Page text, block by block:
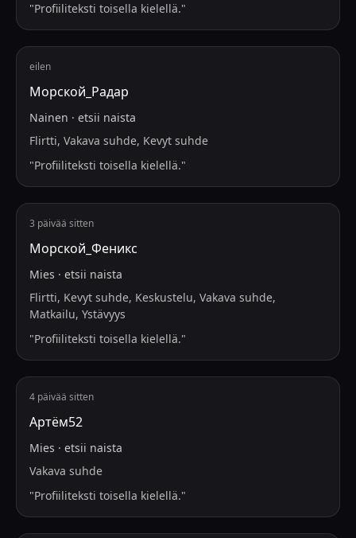
"Profiiliteksti toisella kielellä."
eilen
Морской_Радар
Nainen · etsii naista
Flirtti, Vakava suhde, Kevyt suhde
"Profiiliteksti toisella kielellä."
3 päivää sitten
Морской_Феникс
Mies · etsii naista
Flirtti, Kevyt suhde, Keskustelu, Vakava suhde,
Matkailu, Ystävyys
"Profiiliteksti toisella kielellä."
4 päivää sitten
Артём52
Mies · etsii naista
Vakava suhde
"Profiiliteksti toisella kielellä."